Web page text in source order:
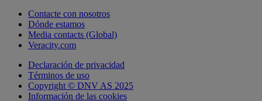
Contacte con nosotros
Dónde estamos
Media contacts (Global)
Veracity.com
Declaración de privacidad
Términos de uso
Copyright © DNV AS 2025
Información de las cookies